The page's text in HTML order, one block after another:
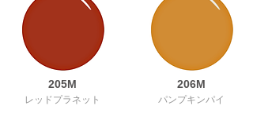
205M
レッドプラネット
206M
パンプキンパイ